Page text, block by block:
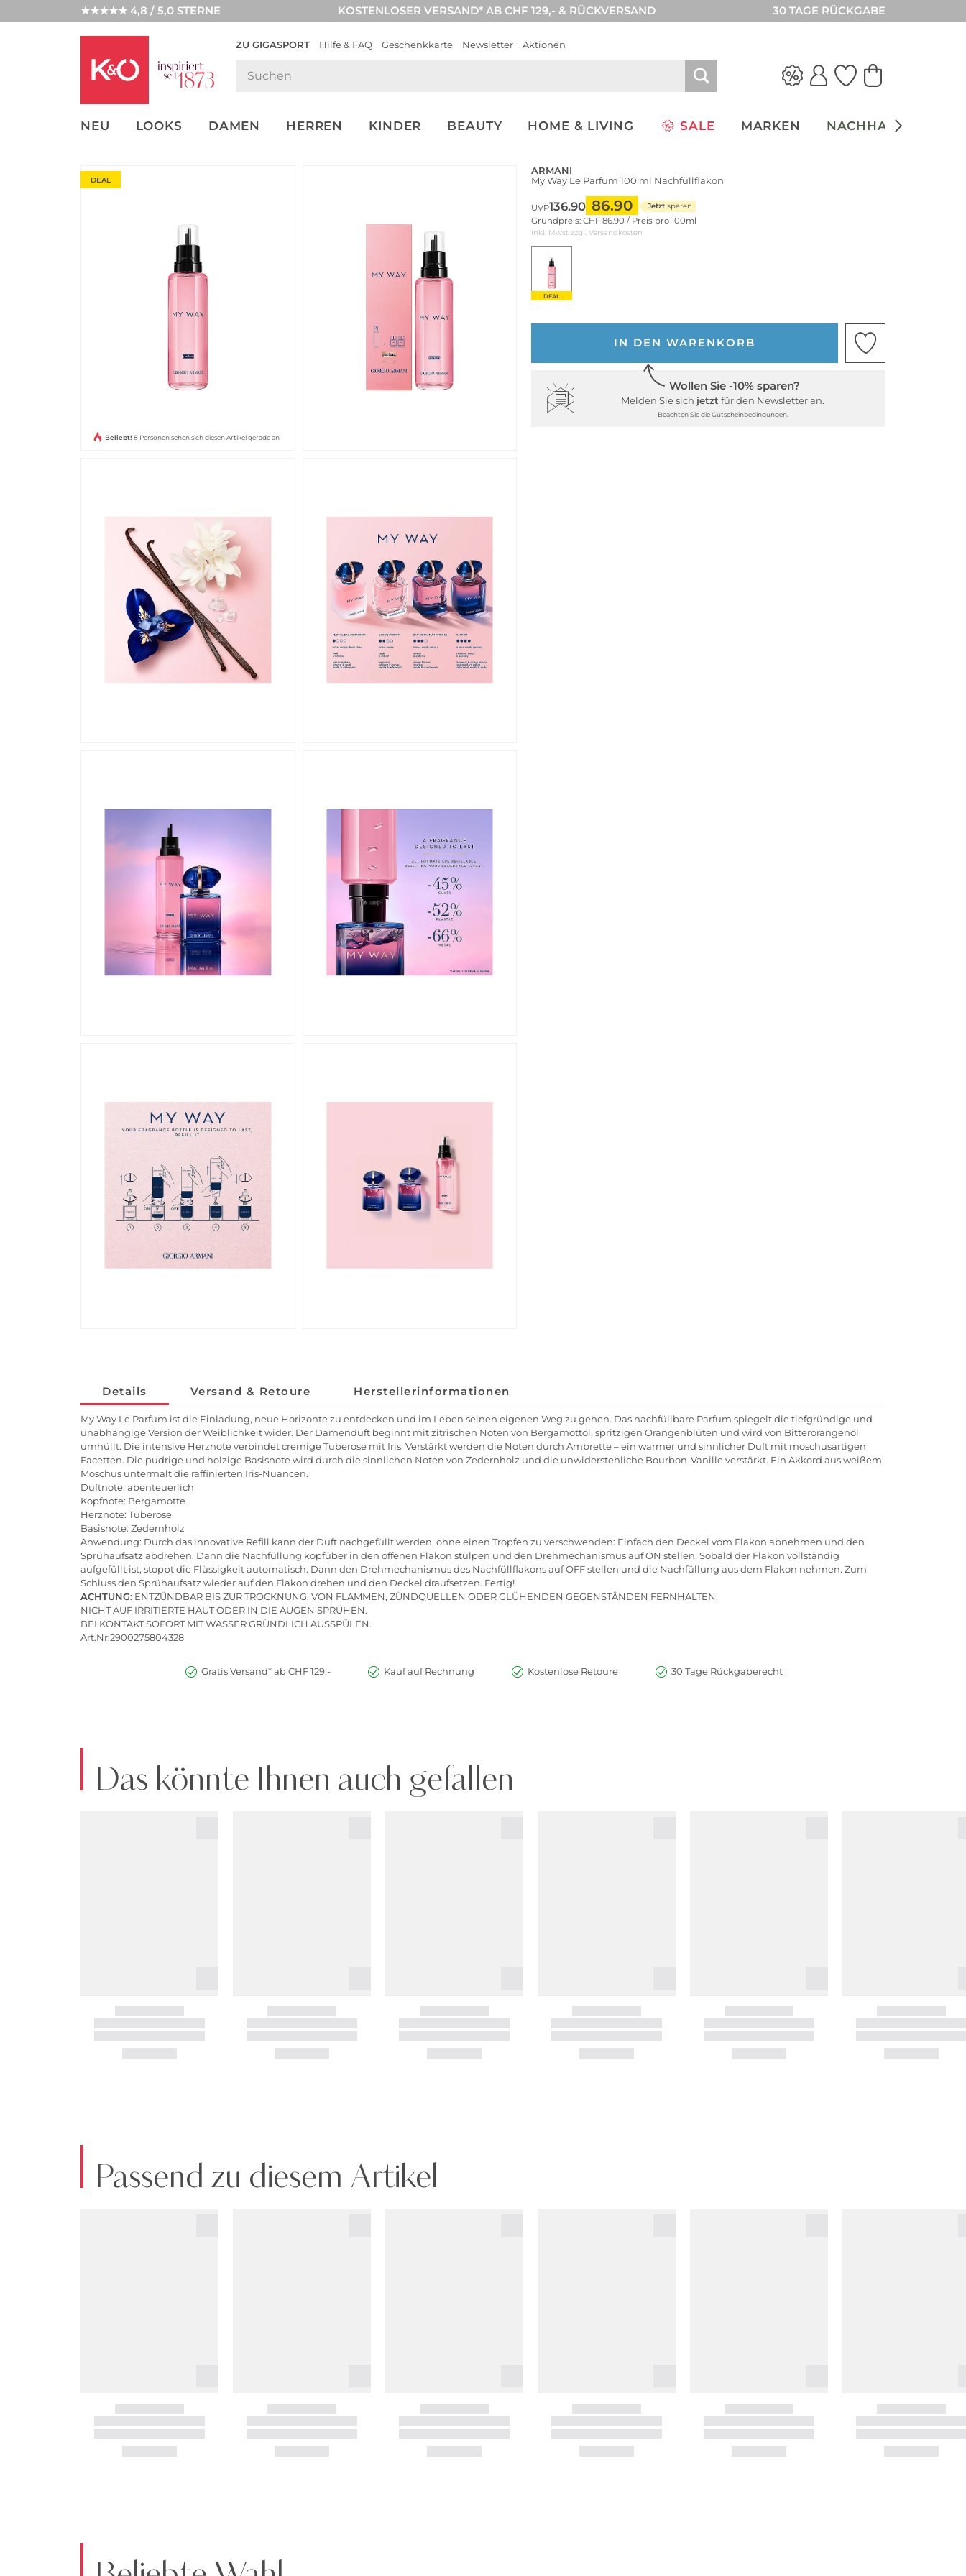
★★★★★ 4,8 / 5,0 STERNE KOSTENLOSER VERSAND* AB CHF 129,- & RÜCKVERSAND 30 TAGE RÜCKGABE
ZU GIGASPORT Hilfe & FAQ Geschenkkarte Newsletter Aktionen
NEU LOOKS DAMEN HERREN KINDER BEAUTY HOME & LIVING SALE MARKEN NACHHALTIGKEIT
NEW IN
WEDDING
DEAL
Beliebt! 8 Personen sehen sich diesen Artikel gerade an
ARMANI
My Way Le Parfum 100 ml Nachfüllflakon
UVP136.90 86.90 Jetzt sparen
Grundpreis: CHF 86.90 / Preis pro 100ml
inkl. Mwst zzgl. Versandkosten
DEAL
IN DEN WARENKORB
Wollen Sie -10% sparen?
Melden Sie sich jetzt für den Newsletter an.
Beachten Sie die Gutscheinbedingungen.
Details Versand & Retoure Herstellerinformationen
My Way Le Parfum ist die Einladung, neue Horizonte zu entdecken und im Leben seinen eigenen Weg zu gehen. Das nachfüllbare Parfum spiegelt die tiefgründige und
unabhängige Version der Weiblichkeit wider. Der Damenduft beginnt mit zitrischen Noten von Bergamottöl, spritzigen Orangenblüten und wird von Bitterorangenöl
umhüllt. Die intensive Herznote verbindet cremige Tuberose mit Iris. Verstärkt werden die Noten durch Ambrette – ein warmer und sinnlicher Duft mit moschusartigen
Facetten. Die pudrige und holzige Basisnote wird durch die sinnlichen Noten von Zedernholz und die unwiderstehliche Bourbon-Vanille verstärkt. Ein Akkord aus weißem
Moschus untermalt die raffinierten Iris-Nuancen.
Duftnote: abenteuerlich
Kopfnote: Bergamotte
Herznote: Tuberose
Basisnote: Zedernholz
Anwendung: Durch das innovative Refill kann der Duft nachgefüllt werden, ohne einen Tropfen zu verschwenden: Einfach den Deckel vom Flakon abnehmen und den
Sprühaufsatz abdrehen. Dann die Nachfüllung kopfüber in den offenen Flakon stülpen und den Drehmechanismus auf ON stellen. Sobald der Flakon vollständig
aufgefüllt ist, stoppt die Flüssigkeit automatisch. Dann den Drehmechanismus des Nachfüllflakons auf OFF stellen und die Nachfüllung aus dem Flakon nehmen. Zum
Schluss den Sprühaufsatz wieder auf den Flakon drehen und den Deckel draufsetzen. Fertig!
ACHTUNG: ENTZÜNDBAR BIS ZUR TROCKNUNG. VON FLAMMEN, ZÜNDQUELLEN ODER GLÜHENDEN GEGENSTÄNDEN FERNHALTEN.
NICHT AUF IRRITIERTE HAUT ODER IN DIE AUGEN SPRÜHEN.
BEI KONTAKT SOFORT MIT WASSER GRÜNDLICH AUSSPÜLEN.
Art.Nr:2900275804328
Gratis Versand* ab CHF 129.- Kauf auf Rechnung Kostenlose Retoure 30 Tage Rückgaberecht
Das könnte Ihnen auch gefallen
Passend zu diesem Artikel